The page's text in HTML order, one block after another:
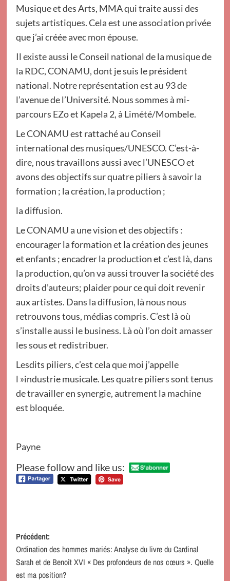
Musique et des Arts, MMA qui traite aussi des
sujets artistiques. Cela est une association privée
que j’ai créée avec mon épouse.
Il existe aussi le Conseil national de la musique de
la RDC, CONAMU, dont je suis le président
national. Notre représentation est au 93 de
l’avenue de l’Université. Nous sommes à mi-
parcours EZo et Kapela 2, à Limété/Mombele.
Le CONAMU est rattaché au Conseil
international des musiques/UNESCO. C’est-à-
dire, nous travaillons aussi avec l’UNESCO et
avons des objectifs sur quatre piliers à savoir la
formation ; la création, la production ;
la diffusion.
Le CONAMU a une vision et des objectifs :
encourager la formation et la création des jeunes
et enfants ; encadrer la production et c’est là, dans
la production, qu’on va aussi trouver la société des
droits d’auteurs; plaider pour ce qui doit revenir
aux artistes. Dans la diffusion, là nous nous
retrouvons tous, médias compris. C’est là où
s’installe aussi le business. Là où l’on doit amasser
les sous et redistribuer.
Lesdits piliers, c’est cela que moi j’appelle
l »industrie musicale. Les quatre piliers sont tenus
de travailler en synergie, autrement la machine
est bloquée.
Payne
Please follow and like us:
Navigation
d’article
Précédent:
Ordination des hommes mariés: Analyse du livre du Cardinal
Sarah et de Benoît XVI « Des profondeurs de nos cœurs ». Quelle
est ma position?